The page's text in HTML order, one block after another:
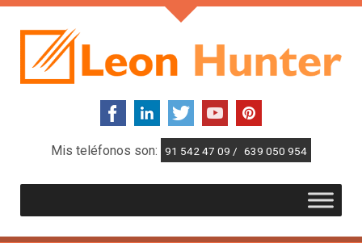
Mis teléfonos son: 91 542 47 09 / 639 050 954